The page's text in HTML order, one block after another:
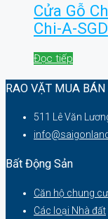
Cửa Gỗ
Chi-A-SGD
Đọc tiếp
RAO VẶT MUA
511 Lê Văn
Bất Động Sản
Căn hộ chung cư
Các loại Nhà đất